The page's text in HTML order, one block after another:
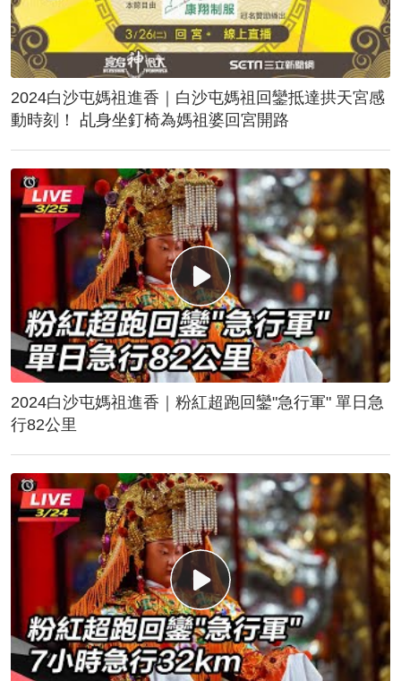
2024白沙屯媽祖進香｜白沙屯媽祖回鑾抵達拱天宮感
動時刻！ 乩身坐釘椅為媽祖婆回宮開路
2024白沙屯媽祖進香｜粉紅超跑回鑾"急行軍" 單日急
行82公里